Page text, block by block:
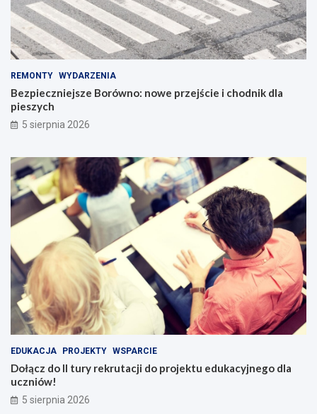
REMONTY WYDARZENIA
Bezpieczniejsze Borówno: nowe przejście i chodnik dla
pieszych
5 sierpnia 2026
EDUKACJA PROJEKTY WSPARCIE
Dołącz do II tury rekrutacji do projektu edukacyjnego dla
uczniów!
5 sierpnia 2026